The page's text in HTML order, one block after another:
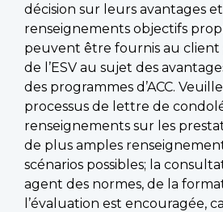
décision sur leurs avantages et
renseignements objectifs
peuvent être fournis au client
de l’ESV au sujet des
des programmes d’ACC.
processus de lettre de
renseignements sur les
de plus amples
scénarios possibles; la
agent des normes, de la
l’évaluation est encouragée,